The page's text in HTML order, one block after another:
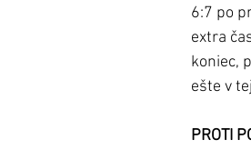
6:7 po
extra
koniec,
ešte v
PROTI